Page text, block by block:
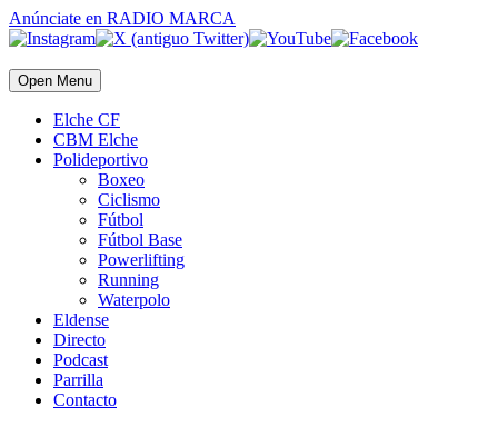
Anúnciate en RADIO MARCA
Open Menu
Elche CF
CBM Elche
Polideportivo
Boxeo
Ciclismo
Fútbol
Fútbol Base
Powerlifting
Running
Waterpolo
Eldense
Directo
Podcast
Parrilla
Contacto